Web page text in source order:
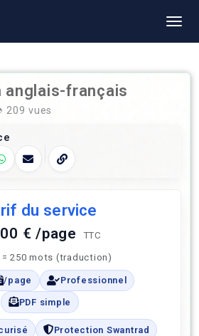
anglais-français
209 vues
WhatsApp
E‑mailCopier le lien
du service
€ /page TTC
= 250 mots (traduction)
/page Professionnel
PDF simple
Protection Swantrad